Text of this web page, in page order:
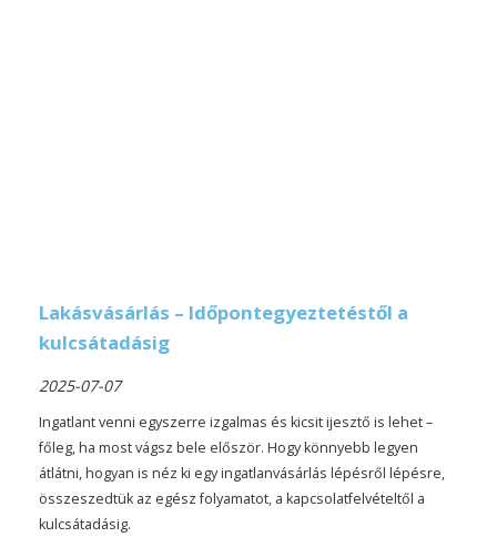
Lakásvásárlás – Időpontegyeztetéstől a
kulcsátadásig
2025-07-07
Ingatlant venni egyszerre izgalmas és kicsit ijesztő is lehet –
főleg, ha most vágsz bele először. Hogy könnyebb legyen
átlátni, hogyan is néz ki egy ingatlanvásárlás lépésről lépésre,
összeszedtük az egész folyamatot, a kapcsolatfelvételtől a
kulcsátadásig.